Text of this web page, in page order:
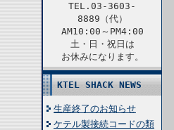
TEL.03-3603-
8889（代）
AM10:00～PM4:00
土・日・祝日は
お休みになります。
KTEL SHACK NEWS
生産終了のお知らせ
ケテル製接続コードの類